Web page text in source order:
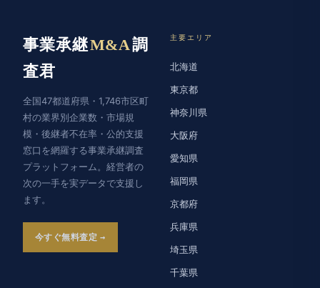
事業承継M&A調
査君
全国47都道府県・1,746市区町
村の業界別企業数・市場規
模・後継者不在率・公的支援
窓口を網羅する事業承継調査
プラットフォーム。経営者の
次の一手を実データで支援し
ます。
今すぐ無料査定
主要エリア
北海道
東京都
神奈川県
大阪府
愛知県
福岡県
京都府
兵庫県
埼玉県
千葉県